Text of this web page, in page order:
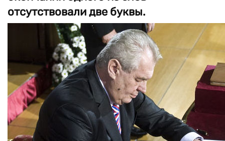
отсутствовали две буквы.